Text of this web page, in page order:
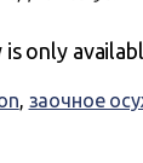
only
, заочное